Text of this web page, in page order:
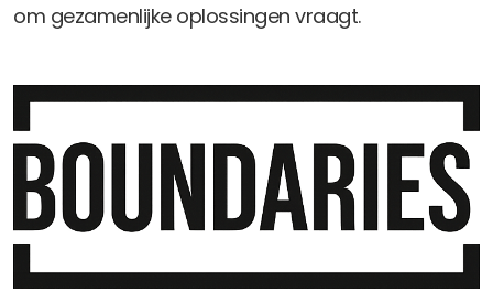
om gezamenlijke oplossingen vraagt.